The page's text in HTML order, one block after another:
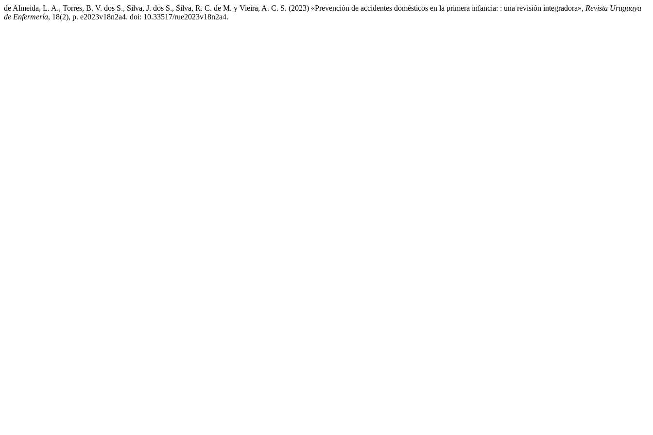
de Almeida, L. A., Torres, B. V. dos S., Silva, J. dos S., Silva, R. C. de M. y Vieira, A. C. S. (2023) «Prevención de accidentes domésticos en la primera infancia: : una revisión integradora», Revista Uruguaya
de Enfermería, 18(2), p. e2023v18n2a4. doi: 10.33517/rue2023v18n2a4.